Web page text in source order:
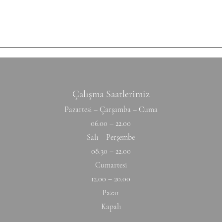
Çalışma Saatlerimiz
Pazartesi – Çarşamba – Cuma
06.00 – 22.00
Salı – Perşembe
08.30 – 22.00
Cumartesi
12.00 – 20.00
Pazar
Kapalı